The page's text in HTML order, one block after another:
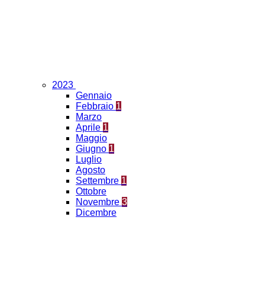
2023
Gennaio
Febbraio 1
Marzo
Aprile 1
Maggio
Giugno 1
Luglio
Agosto
Settembre 1
Ottobre
Novembre 3
Dicembre